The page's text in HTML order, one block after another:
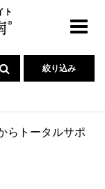
ト
絞り込み
らトータルサポ